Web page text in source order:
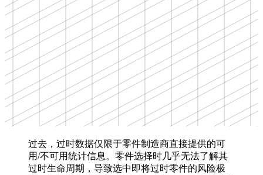
过去，过时数据仅限于零件制造商直接提供的可
用/不可用统计信息。零件选择时几乎无法了解其
过时生命周期，导致选中即将过时零件的风险极